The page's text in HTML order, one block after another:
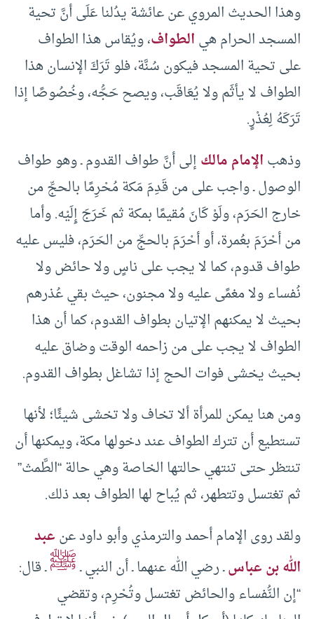
وهذا الحديث المروي عن عائشة يدُلنا عَلَى أنَّ تحية
المسجد الحرام هيالطواف، ويُقاس هذا الطواف
على تحية المسجد فيكون سُنَّة، فلو تَرَكَ الإنسان هذا
الطواف لا يأثَم ولا يُعَاقَب، ويصح حَجُّه، وخُصُوصًا إذا
تَرَكَهُ لِعُذْرٍ.
وذهبالإمام مالكإلى أنَّ طواف القدوم ـ وهو طواف
الوصول ـ واجب على من قَدِمَ مَكة مُحْرِمًا بالحجِّ من
خارج الحَرَم، ولَوْ كَانَ مُقيمًا بمكة ثم خَرَجَ إِلَيْه. وأما
من أحْرَمَ بعُمرة، أو أحْرَمَ بالحجِّ من الحَرَم، فليس عليه
طواف قدوم، كما لا يجب على ناسٍ ولا حائض ولا
نُفساء ولا مغمًى عليه ولا مجنون، حيث بقي عُذرهم
بحيث لا يمكنهم الإتيان بطواف القدوم، كما أن هذا
الطواف لا يجب على من زاحمه الوقت وضاق عليه
بحيث يخشى فوات الحج إذا تشاغل بطواف القدوم.
ومن هنا يمكن للمرأة ألا تخاف ولا تخشى شيئًا؛ لأنها
تستطيع أن تترك الطواف عند دخولها مكة، ويمكنها أن
تنتظر حتى تنتهي حالتها الخاصة وهي حالة “الطَّمث”
ثم تغتسل وتتطهر، ثم يُباح لها الطواف بعد ذلك.
ولقد روى الإمام أحمد والترمذي وأبو داود عنعبد
الله بن عباسـ رضي الله عنهما ـ أن النبي ـﷺـ قال:
“إن النُّفساء والحائض تغتسل وتُحْرِم، وتقضي